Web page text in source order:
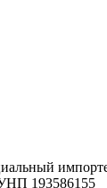
193586155